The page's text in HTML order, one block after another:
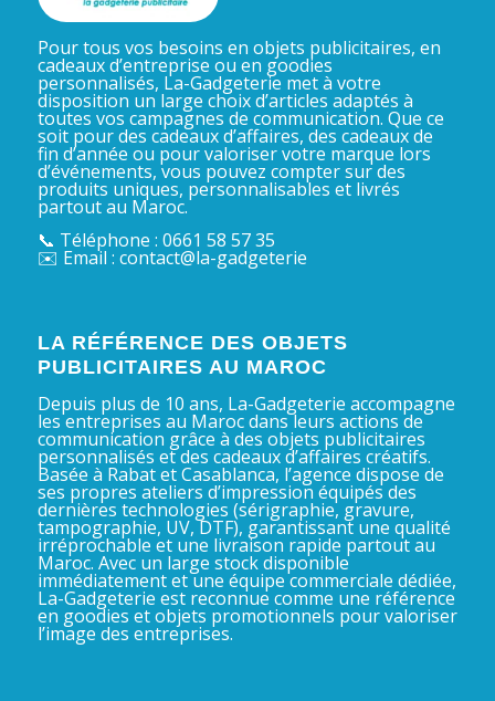
Pour tous vos besoins en objets publicitaires, en
cadeaux d’entreprise ou en goodies
personnalisés, La-Gadgeterie met à votre
disposition un large choix d’articles adaptés à
toutes vos campagnes de communication. Que ce
soit pour des cadeaux d’affaires, des cadeaux de
fin d’année ou pour valoriser votre marque lors
d’événements, vous pouvez compter sur des
produits uniques, personnalisables et livrés
partout au Maroc.
📞 Téléphone : 0661 58 57 35
✉️ Email : contact@la-gadgeterie
LA RÉFÉRENCE DES OBJETS
PUBLICITAIRES AU MAROC
Depuis plus de 10 ans, La-Gadgeterie accompagne
les entreprises au Maroc dans leurs actions de
communication grâce à des objets publicitaires
personnalisés et des cadeaux d’affaires créatifs.
Basée à Rabat et Casablanca, l’agence dispose de
ses propres ateliers d’impression équipés des
dernières technologies (sérigraphie, gravure,
tampographie, UV, DTF), garantissant une qualité
irréprochable et une livraison rapide partout au
Maroc. Avec un large stock disponible
immédiatement et une équipe commerciale dédiée,
La-Gadgeterie est reconnue comme une référence
en goodies et objets promotionnels pour valoriser
l’image des entreprises.